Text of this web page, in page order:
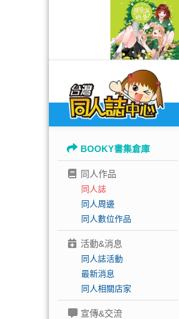
BOOKY書集倉庫
同人作品
同人誌
同人周邊
同人數位作品
活動&消息
同人誌活動
最新消息
同人相關店家
宣傳&交流